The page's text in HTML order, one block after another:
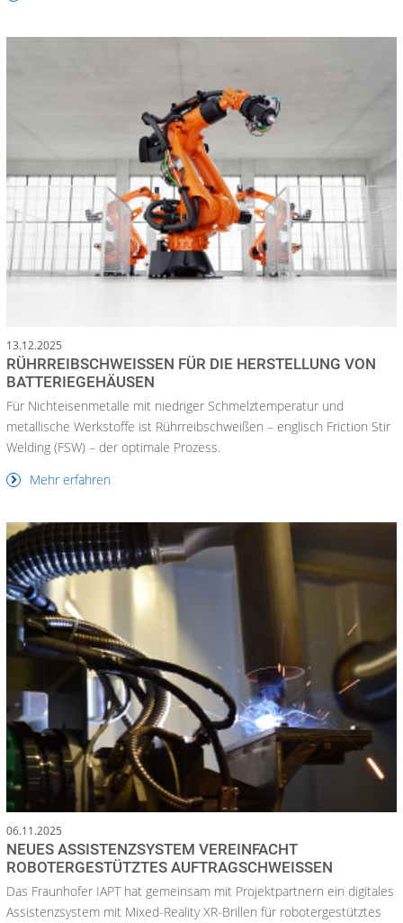
13.12.2025
RÜHRREIBSCHWEISSEN FÜR DIE HERSTELLUNG VON B
ATTERIEGEHÄUSEN
Für Nichteisenmetalle mit niedriger Schmelztemperatur und
metallische Werkstoffe ist Rührreibschweißen – englisch Friction Stir
Welding (FSW) – der optimale Prozess.
Mehr erfahren
06.11.2025
NEUES ASSISTENZSYSTEM VEREINFACHT
ROBOTERGESTÜTZTES AUFTRAGSCHWEISSEN
Das Fraunhofer IAPT hat gemeinsam mit Projektpartnern ein digitales
Assistenzsystem mit Mixed-Reality XR-Brillen für robotergestütztes